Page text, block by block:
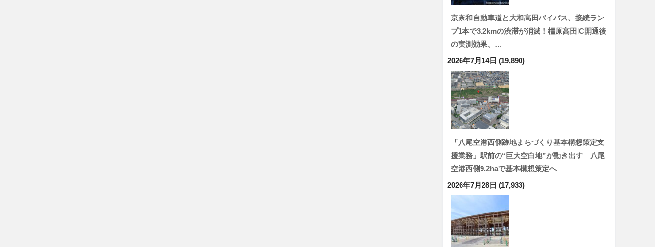
京奈和自動車道と大和高田バイパス、接続ラン
プ1本で3.2kmの渋滞が消滅！橿原高田IC開通後
の実測効果、…
2026年7月14日 (19,890)
「八尾空港西側跡地まちづくり基本構想策定支
援業務」駅前の“巨大空白地”が動き出す 八尾
空港西側9.2haで基本構想策定へ
2026年7月28日 (17,933)